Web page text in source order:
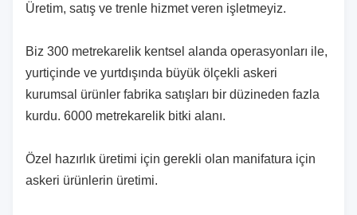
Üretim, satış ve trenle hizmet veren işletmeyiz.
Biz 300 metrekarelik kentsel alanda operasyonları ile,
yurtiçinde ve yurtdışında büyük ölçekli askeri
kurumsal ürünler fabrika satışları bir düzineden fazla
kurdu. 6000 metrekarelik bitki alanı.
Özel hazırlık üretimi için gerekli olan manifatura için
askeri ürünlerin üretimi.